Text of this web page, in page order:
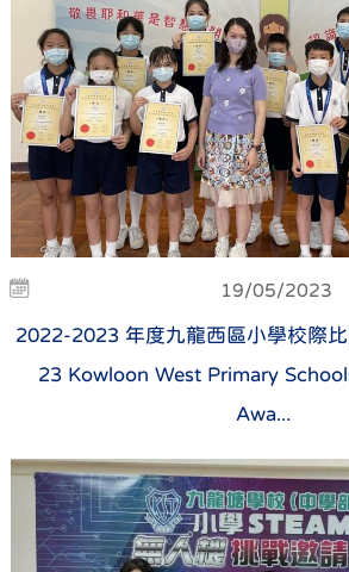
19/05/2023
2022-2023 年度九龍西區小學校際
23 Kowloon West Primary
Awa...